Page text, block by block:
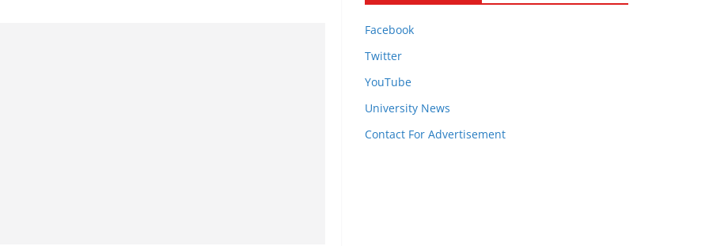
Facebook
Twitter
YouTube
University News
Contact For Advertisement